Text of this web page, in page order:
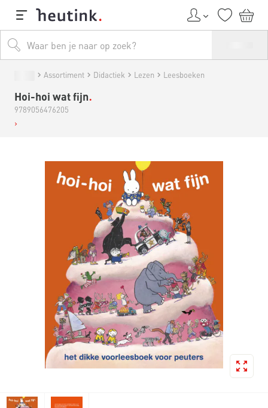
Assortiment Didactiek Lezen Leesboeken
Hoi-hoi wat fijn
9789056476205